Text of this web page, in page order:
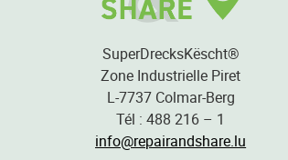
SuperDrecksKëscht®
Zone Industrielle Piret
L-7737 Colmar-Berg
Tél : 488 216 – 1
info@repairandshare.lu